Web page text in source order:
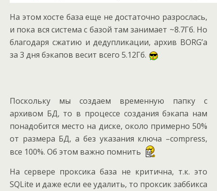
На этом хосте база еще не достаточно разрослась,
и пока вся система с базой там занимает ~8.7Гб. Но
благодаря сжатию и дедупликации, архив BORG’а
за 3 дня бэкапов весит всего 5.12Гб.
Поскольку мы создаем временную папку с
архивом БД, то в процессе создания бэкапа нам
понадобится место на диске, около примерно 50%
от размера БД, а без указания ключа –compress,
все 100%. Об этом важно помнить
На сервере проксика база не критична, т.к. это
SQLite и даже если ее удалить, то проксик заббикса